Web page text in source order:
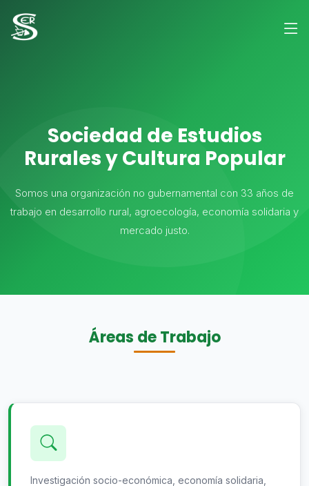
Sociedad de Estudios
Rurales y Cultura Popular
Somos una organización no gubernamental con 33 años de
trabajo en desarrollo rural, agroecología, economía solidaria y
mercado justo.
Áreas de Trabajo
Investigación socio-económica, economía solidaria,